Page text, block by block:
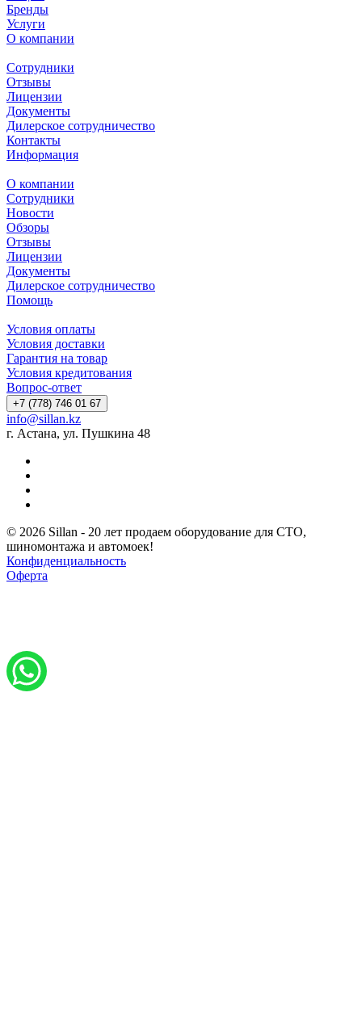
Бренды
Услуги
О компании
Сотрудники
Отзывы
Лицензии
Документы
Дилерское сотрудничество
Контакты
Информация
О компании
Сотрудники
Новости
Обзоры
Отзывы
Лицензии
Документы
Дилерское сотрудничество
Помощь
Условия оплаты
Условия доставки
Гарантия на товар
Условия кредитования
Вопрос-ответ
+7 (778) 746 01 67
info@sillan.kz
г. Астана, ул. Пушкина 48
© 2026 Sillan - 20 лет продаем оборудование для СТО,
шиномонтажа и автомоек!
Конфиденциальность
Оферта